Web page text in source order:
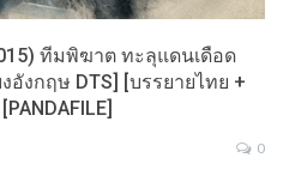
ทีมพิฆาต ทะลุแดนเดือด
อังกฤษ DTS] [บรรยายไทย +
0